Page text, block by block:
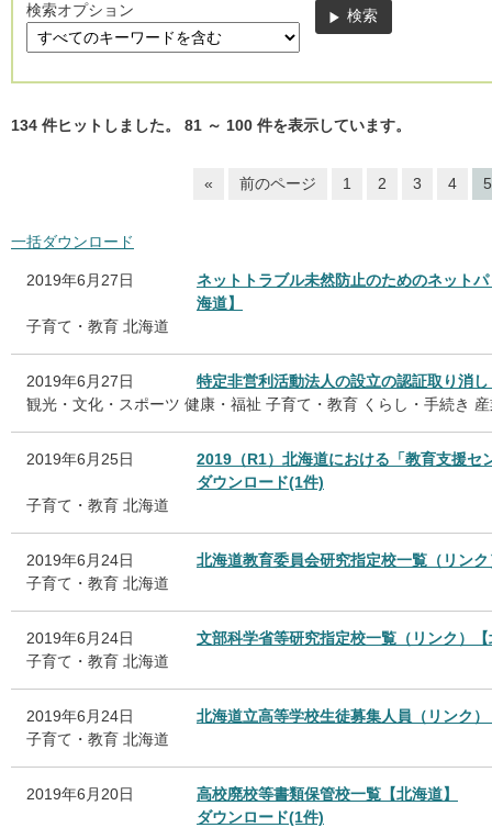
検索オプション
134 件ヒットしました。 81 ～ 100 件を表示しています。
« 前のページ 1 2 3 4 5
一括ダウンロード
2019年6月27日
ネットトラブル未然防止のためのネット
海道】
子育て・教育 北海道
2019年6月27日
特定非営利活動法人の設立の認証取り消
観光・文化・スポーツ 健康・福祉 子育て・教育 くらし・手続き
2019年6月25日
2019（R1）北海道における「教育支援セ
ダウンロード(1件)
子育て・教育 北海道
2019年6月24日
北海道教育委員会研究指定校一覧（リン
子育て・教育 北海道
2019年6月24日
文部科学省等研究指定校一覧（リンク）
子育て・教育 北海道
2019年6月24日
北海道立高等学校生徒募集人員（リンク
子育て・教育 北海道
2019年6月20日
高校廃校等書類保管校一覧【北海道】
ダウンロード(1件)